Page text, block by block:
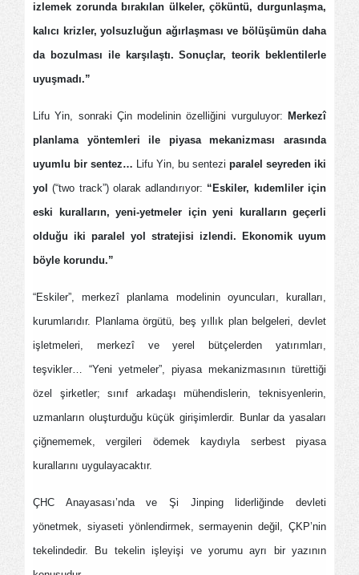
izlemek zorunda bırakılan ülkeler, çöküntü, durgunlaşma,
kalıcı krizler, yolsuzluğun ağırlaşması ve bölüşümün daha
da bozulması ile karşılaştı. Sonuçlar, teorik beklentilerle
uyuşmadı.”
Lifu Yin, sonraki Çin modelinin özelliğini vurguluyor: Merkezî
planlama yöntemleri ile piyasa mekanizması arasında
uyumlu bir sentez… Lifu Yin, bu sentezi paralel seyreden iki
yol(“two track”) olarak adlandırıyor: “Eskiler, kıdemliler için
eski kuralların, yeni-yetmeler için yeni kuralların geçerli
olduğu iki paralel yol stratejisi izlendi. Ekonomik uyum
böyle korundu.”
“Eskiler”, merkezî planlama modelinin oyuncuları, kuralları,
kurumlarıdır. Planlama örgütü, beş yıllık plan belgeleri, devlet
işletmeleri, merkezî ve yerel bütçelerden yatırımları,
teşvikler… “Yeni yetmeler”, piyasa mekanizmasının türettiği
özel şirketler; sınıf arkadaşı mühendislerin, teknisyenlerin,
uzmanların oluşturduğu küçük girişimlerdir. Bunlar da yasaları
çiğnememek, vergileri ödemek kaydıyla serbest piyasa
kurallarını uygulayacaktır.
ÇHC Anayasası’nda ve Şi Jinping liderliğinde devleti
yönetmek, siyaseti yönlendirmek, sermayenin değil, ÇKP’nin
tekelindedir. Bu tekelin işleyişi ve yorumu ayrı bir yazının